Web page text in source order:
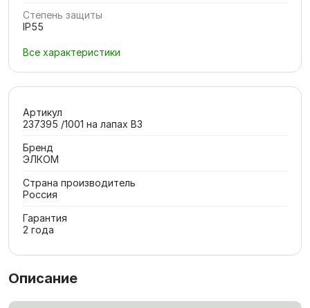
Степень защиты
IP55
Все характеристики
Артикул
237395 /1001 на лапах В3
Бренд
ЭЛКОМ
Страна производитель
Россия
Гарантия
2 года
Описание